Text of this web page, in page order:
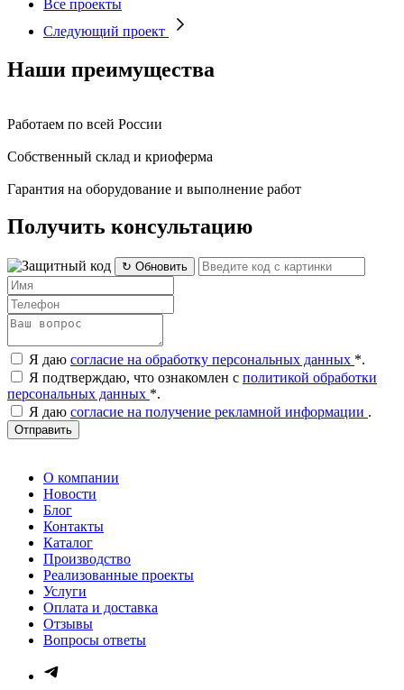
Все проекты
Следующий проект
Наши преимущества
Работаем по всей России
Собственный склад и криоферма
Гарантия на оборудование и выполнение работ
Получить консультацию
↻ Обновить
Я даю согласие на обработку персональных данных *.
Я подтверждаю, что ознакомлен с политикой обработки
персональных данных *.
Я даю согласие на получение рекламной информации .
Отправить
О компании
Новости
Блог
Контакты
Каталог
Производство
Реализованные проекты
Услуги
Оплата и доставка
Отзывы
Вопросы ответы